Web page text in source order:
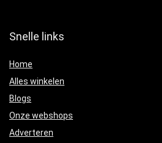
Snelle links
Home
Alles winkelen
Blogs
Onze webshops
Adverteren